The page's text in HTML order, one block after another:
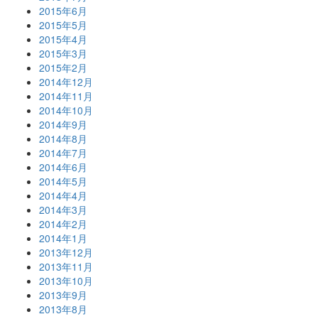
2015年6月
2015年5月
2015年4月
2015年3月
2015年2月
2014年12月
2014年11月
2014年10月
2014年9月
2014年8月
2014年7月
2014年6月
2014年5月
2014年4月
2014年3月
2014年2月
2014年1月
2013年12月
2013年11月
2013年10月
2013年9月
2013年8月